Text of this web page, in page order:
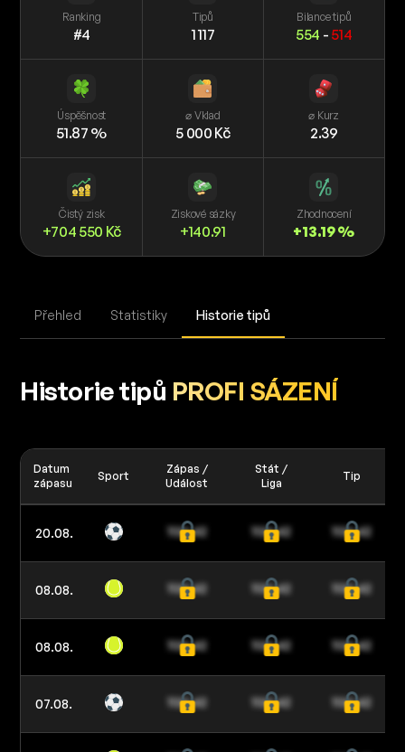
Ranking
#4
Tipů
1 117
Bilance tipů
554 - 514
Úspěšnost
51.87 %
⌀ Vklad
5 000 Kč
⌀ Kurz
2.39
Čistý zisk
+704 550 Kč
Ziskové sázky
+140.91
Zhodnocení
+13.19 %
Přehled Statistiky Historie tipů
Historie tipů PROFI SÁZENÍ
Datum
zápasu
Sport
Zápas /
Událost
Stát /
Liga
Tip
20.08.
08.08.
08.08.
07.08.